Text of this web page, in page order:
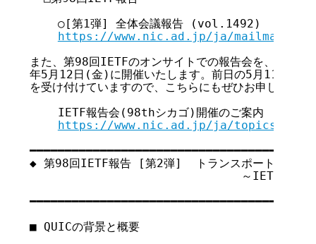
    ○[第1弾] 全体会議報告 (vol.1492)
https://www.nic.ad.jp/ja/
また、第98回IETFのオンサイトでの報告会を、ゴール
年5月12日(金)に開催いたします。前日の5月11日(木
を受け付けていますので、こちらにもぜひお申し込みく
    IETF報告会(98thシカゴ)開催のご案内
https://www.nic.ad.jp/ja/topics/2017/
━━━━━━━━━━━━━━━━━━━━━━━━━━━━━━━━━━━
◆ 第98回IETF報告 [第2弾]  トランスポートエリア
～IETF QUIC
━━━━━━━━━━━━━━━━━━━━━━━━━━━━━━━━━━━
■ QUICの背景と概要